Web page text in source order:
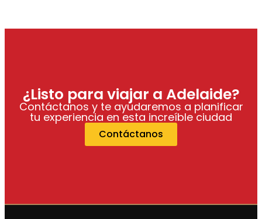
¿Listo para viajar a Adelaide?
Contáctanos y te ayudaremos a planificar
tu experiencia en esta increíble ciudad
Contáctanos